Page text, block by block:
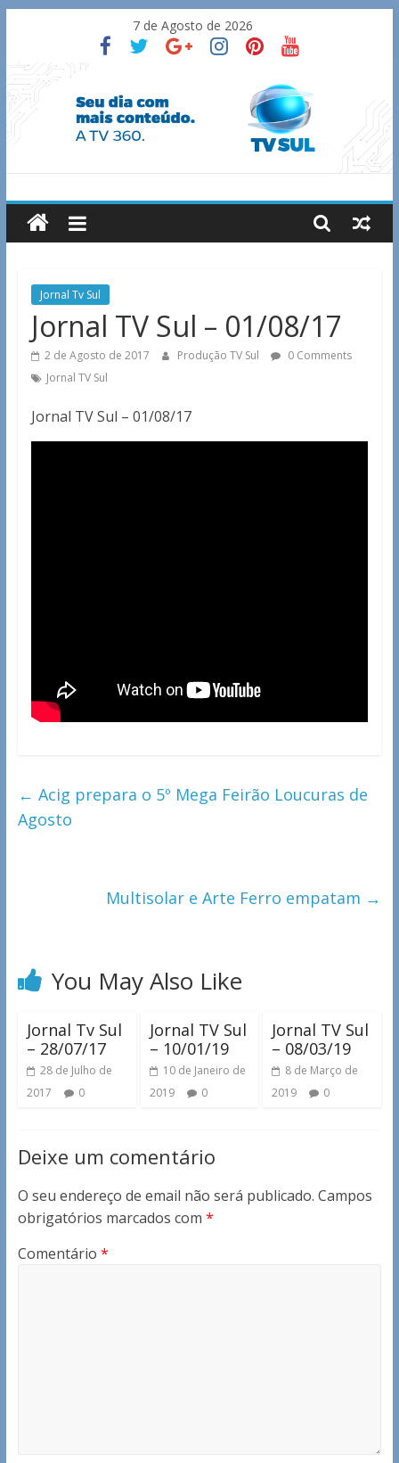
content
7 de Agosto de 2026
TV
Sul
Notícias
Guaxupé
região.
Jornal Tv Sul
Jornal TV Sul – 01/08/17
2 de Agosto de 2017 Produção TV Sul
0 Comments
Jornal TV Sul
Jornal TV Sul – 01/08/17
← Acig prepara o 5º Mega Feirão Loucuras de
Agosto
Multisolar e Arte Ferro empatam →
You May Also Like
Jornal Tv Sul
– 28/07/17
28 de Julho de
2017
0
Jornal TV Sul
– 10/01/19
10 de Janeiro de
2019
0
Jornal TV Sul
– 08/03/19
8 de Março de
2019
0
Deixe um comentário
O seu endereço de email não será publicado. Campos
obrigatórios marcados com *
Comentário *